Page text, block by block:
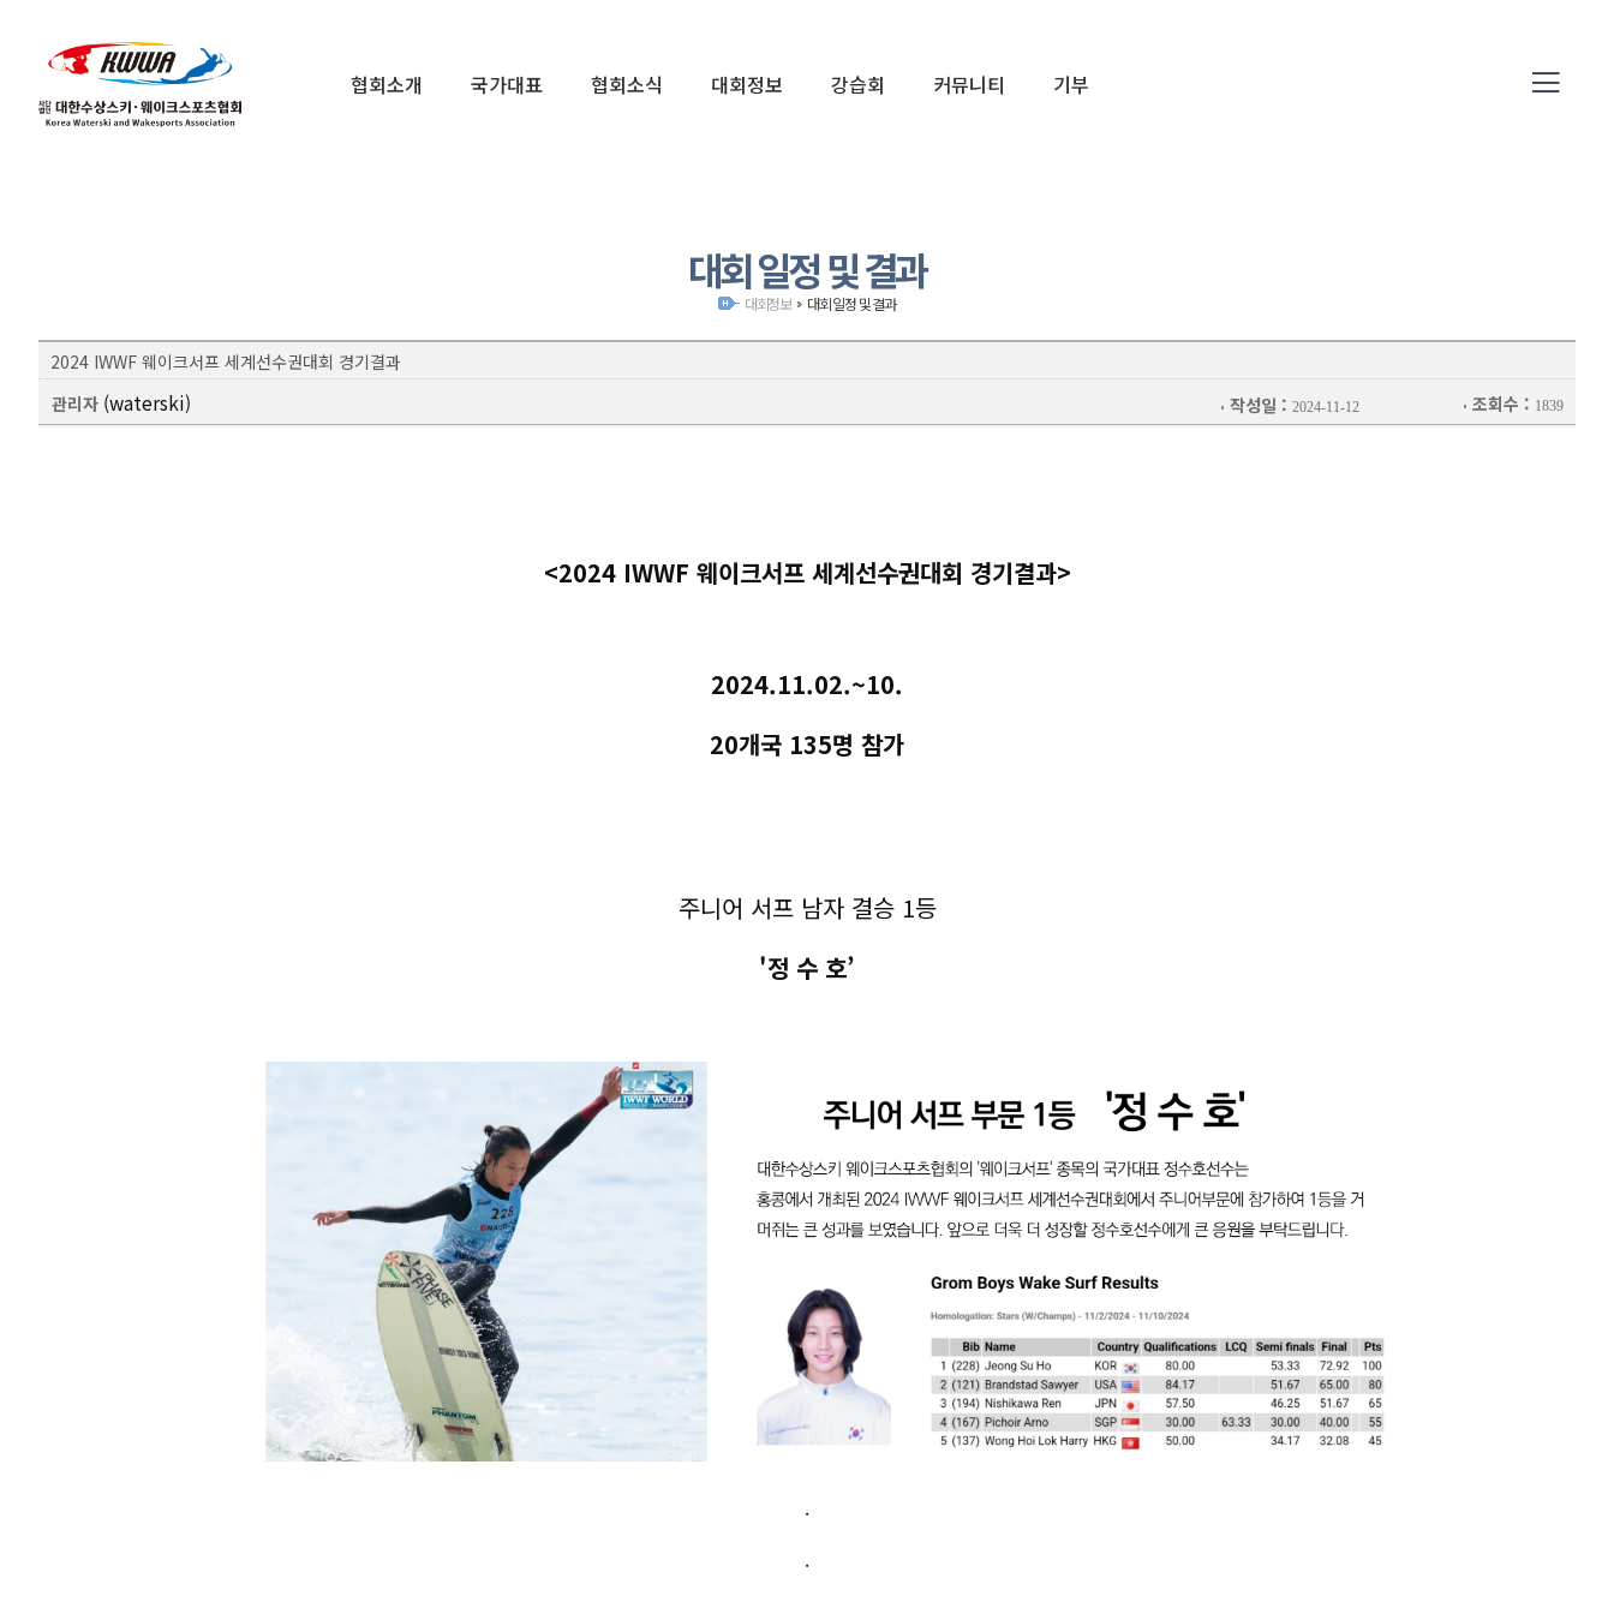
협회소개 국가대표 협회소식 대회정보 강습회 커뮤니티 기부
대회 일정 및 결과
대회정보 대회 일정 및 결과
2024 IWWF 웨이크서프 세계선수권대회 경기결과
관리자 (waterski) 작성일 : 2024-11-12 조회수 : 1839
<2024 IWWF 웨이크서프 세계선수권대회 경기결과>
2024.11.02.~10.
20개국 135명 참가
주니어 서프 남자 결승 1등
'정 수 호’
.
.